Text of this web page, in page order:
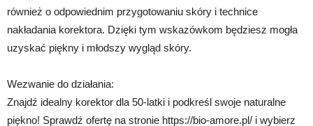
również o odpowiednim przygotowaniu skóry i technice
nakładania korektora. Dzięki tym wskazówkom będziesz mogła
uzyskać piękny i młodszy wygląd skóry.
Wezwanie do działania:
Znajdź idealny korektor dla 50-latki i podkreśl swoje naturalne
piękno! Sprawdź ofertę na stronie https://bio-amore.pl/ i wybierz